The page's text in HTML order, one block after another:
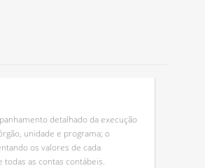
detalhado da execução
unidade e programa; o
os valores de cada
as contas contábeis.